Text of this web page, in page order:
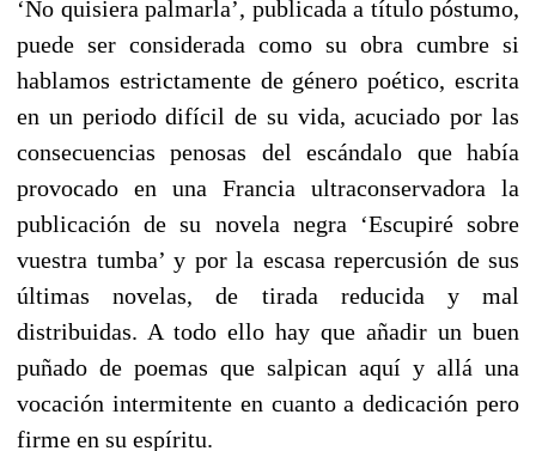
‘No quisiera palmarla’, publicada a título póstumo,
puede ser considerada como su obra cumbre si
hablamos estrictamente de género poético, escrita
en un periodo difícil de su vida, acuciado por las
consecuencias penosas del escándalo que había
provocado en una Francia ultraconservadora la
publicación de su novela negra ‘Escupiré sobre
vuestra tumba’ y por la escasa repercusión de sus
últimas novelas, de tirada reducida y mal
distribuidas. A todo ello hay que añadir un buen
puñado de poemas que salpican aquí y allá una
vocación intermitente en cuanto a dedicación pero
firme en su espíritu.